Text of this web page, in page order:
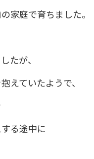
家庭で育ちました。
たが、
えていたようで、
る途中に